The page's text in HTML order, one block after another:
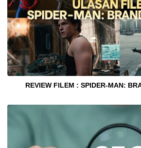
REVIEW FILEM : SPIDER-MAN: